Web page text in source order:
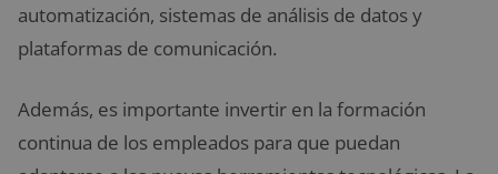
automatización, sistemas de análisis de datos y
plataformas de comunicación.
Además, es importante invertir en la formación
continua de los empleados para que puedan